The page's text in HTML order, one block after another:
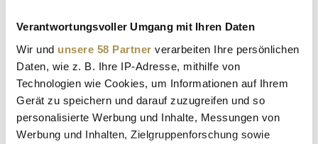
Verantwortungsvoller Umgang mit Ihren Daten
Wir und unsere 58 Partner verarbeiten Ihre persönlichen
Daten, wie z. B. Ihre IP-Adresse, mithilfe von
Technologien wie Cookies, um Informationen auf Ihrem
Gerät zu speichern und darauf zuzugreifen und so
personalisierte Werbung und Inhalte, Messungen von
Werbung und Inhalten, Zielgruppenforschung sowie